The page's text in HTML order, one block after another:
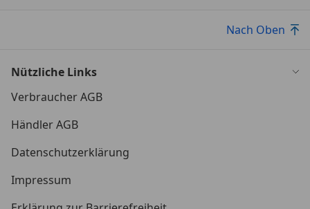
Nach Oben
Nützliche Links
Verbraucher AGB
Händler AGB
Datenschutzerklärung
Impressum